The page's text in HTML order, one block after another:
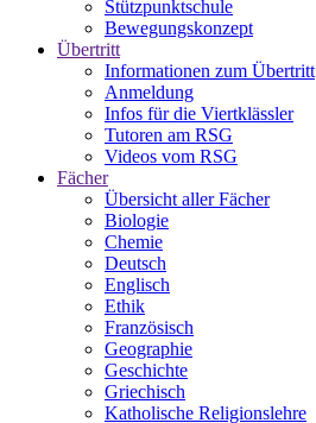
Stützpunktschule
Bewegungskonzept
Übertritt
Informationen zum Übertritt
Anmeldung
Infos für die Viertklässler
Tutoren am RSG
Videos vom RSG
Fächer
Übersicht aller Fächer
Biologie
Chemie
Deutsch
Englisch
Ethik
Französisch
Geographie
Geschichte
Griechisch
Katholische Religionslehre